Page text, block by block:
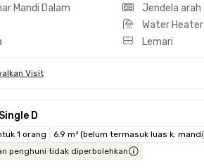
Mandi Dalam
Jendela arah
Water Heater
Lemari
Visit
D
1 orang 6.9 m² (belum termasuk luas k.
penghuni tidak diperbolehkan